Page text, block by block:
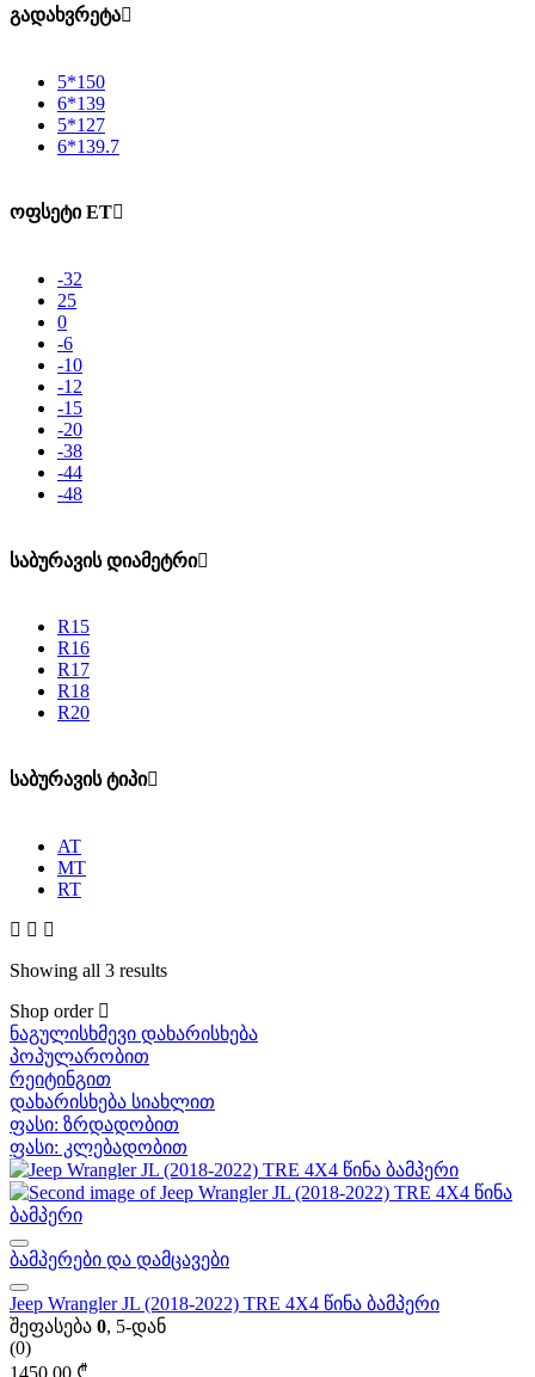
გადახვრეტა
5*150
6*139
5*127
6*139.7
ოფსეტი ET
-32
25
0
-6
-10
-12
-15
-20
-38
-44
-48
საბურავის დიამეტრი
R15
R16
R17
R18
R20
საბურავის ტიპი
AT
MT
RT
Showing all 3 results
Shop order
ნაგულისხმევი დახარისხება
პოპულარობით
რეიტინგით
დახარისხება სიახლით
ფასი: ზრდადობით
ფასი: კლებადობით
ბამპერები და დამცავები
Jeep Wrangler JL (2018-2022) TRE 4X4 წინა ბამპერი
შეფასება 0, 5-დან
(0)
1450,00 ₾